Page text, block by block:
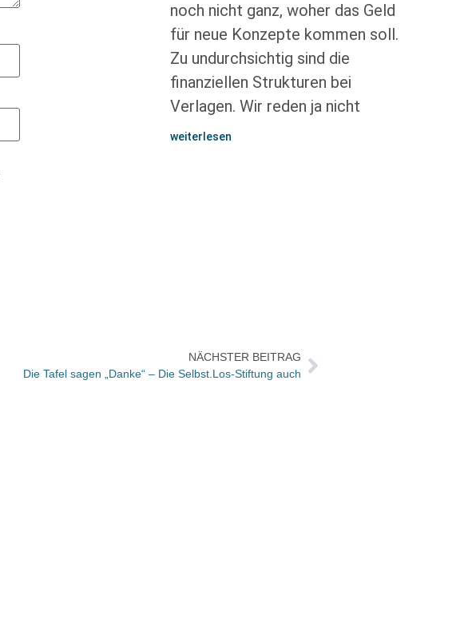
noch nicht ganz, woher das Geld
für neue Konzepte kommen soll.
Zu undurchsichtig sind die
finanziellen Strukturen bei
Verlagen. Wir reden ja nicht
weiterlesen
NÄCHSTER BEITRAG
Die Tafel sagen „Danke“ – Die Selbst.Los-Stiftung auch